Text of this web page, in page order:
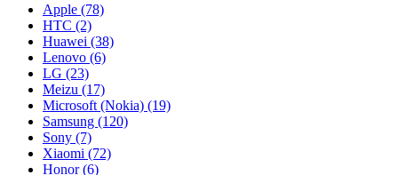
Apple (78)
HTC (2)
Huawei (38)
Lenovo (6)
LG (23)
Meizu (17)
Microsoft (Nokia) (19)
Samsung (120)
Sony (7)
Xiaomi (72)
Honor (6)